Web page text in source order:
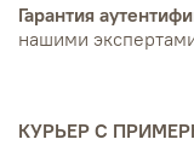
Гарантия
нашими
КУРЬЕР С